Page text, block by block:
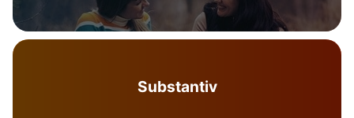
Substantiv